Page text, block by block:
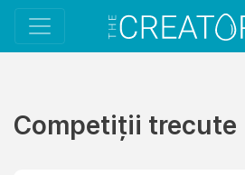
Competiții trecute